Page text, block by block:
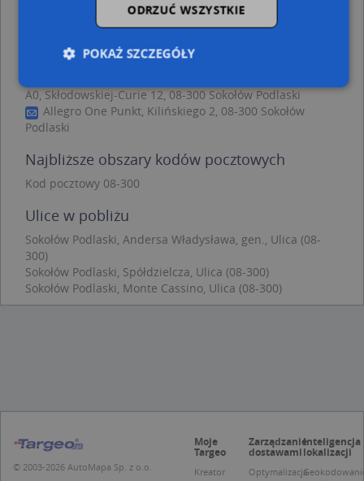
Multicom Iwona Kublik Radosław Rybak Ryszard
Kuczyński, Grunwaldzka 3, 08-300 Sokołów Podlaski
Litwiniak Eugeniusz, Bohaterów Westerplatte 11, 08-
300 Sokołów Podlaski
A0, Skłodowskiej-Curie 12, 08-300 Sokołów Podlaski
Allegro One Punkt, Kilińskiego 2, 08-300 Sokołów
Podlaski
Najbliższe obszary kodów pocztowych
Kod pocztowy 08-300
Ulice w pobliżu
Sokołów Podlaski, Andersa Władysława, gen., Ulica (08-
300)
Sokołów Podlaski, Spółdzielcza, Ulica (08-300)
Sokołów Podlaski, Monte Cassino, Ulica (08-300)
© 2003-2026 AutoMapa Sp. z o.o.
Moje
Targeo
Kreator
Zarządzanie
dostawami
Optymalizacja
Inteligencja
lokalizacji
ODRZUĆ WSZYSTKIE
POKAŻ SZCZEGÓŁY
Wydajność
podstawowych funkcji strony internetowej, takich
Bez niezbędnych plików cookie nie można
prawidłowo korzystać ze strony internetowej.
Provider
Okres
APPSESSID .targeo.pl
CookieScriptConsent
1 rok 1 miesiąc